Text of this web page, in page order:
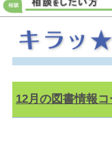
12月の図書情報